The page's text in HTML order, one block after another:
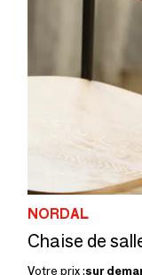
NORDAL
Chaise de
Votre prix :sur